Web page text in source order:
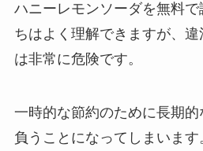
ハニーレモンソーダを無料
ちはよく理解できますが、
は非常に危険です。
一時的な節約のために長期
負うことになってしまいます